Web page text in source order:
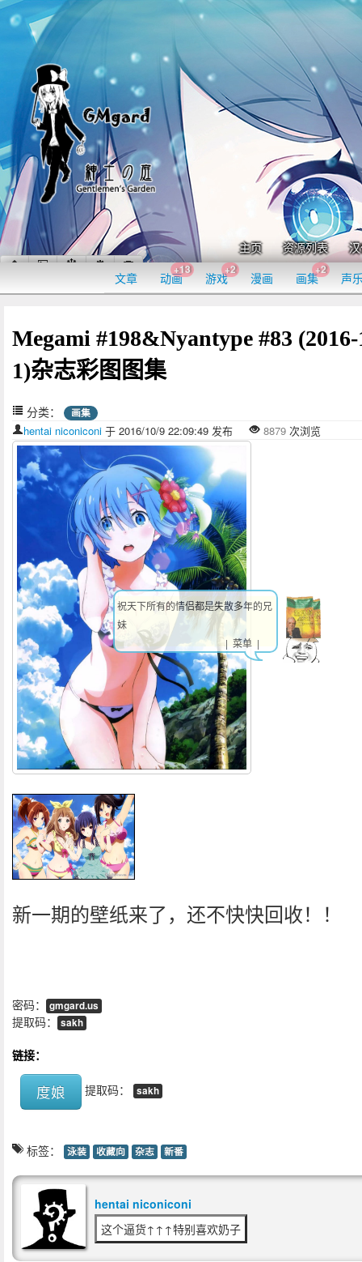
主页 资源列表
文章 动画
+13
游戏
+2
漫画 画集
+2
声
Megami #198&Nyantype #83 (2016-
1)杂志彩图图集
分类： 画集
hentai niconiconi 于 2016/10/9 22:09:49 发布 8879 次浏览
新一期的壁纸来了，还不快快回收！！
密码： gmgard.us
提取码： sakh
链接：
度娘 提取码： sakh
标签： 泳装 收藏向 杂志 新番
hentai niconiconi
这个逼货↑↑↑特别喜欢奶子
祝天下所有的情侣都是失散多年的兄
妹
| 菜单 |